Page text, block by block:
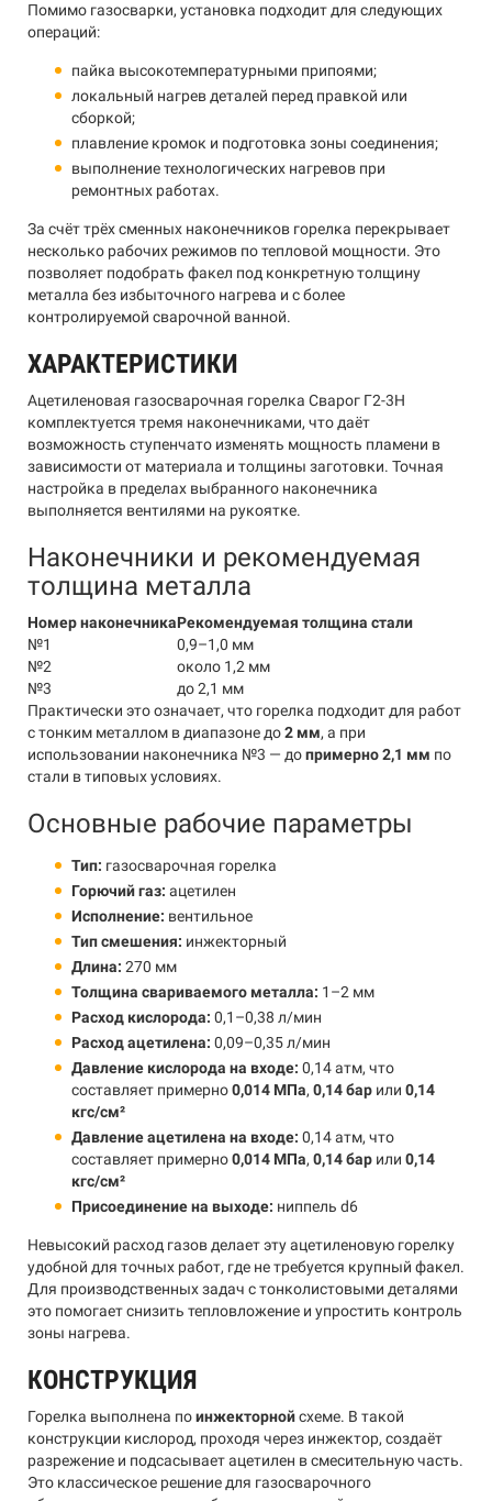
Помимо газосварки, установка подходит для следующих
операций:
пайка высокотемпературными припоями;
локальный нагрев деталей перед правкой или
сборкой;
плавление кромок и подготовка зоны соединения;
выполнение технологических нагревов при
ремонтных работах.
За счёт трёх сменных наконечников горелка перекрывает
несколько рабочих режимов по тепловой мощности. Это
позволяет подобрать факел под конкретную толщину
металла без избыточного нагрева и с более
контролируемой сварочной ванной.
ХАРАКТЕРИСТИКИ
Ацетиленовая газосварочная горелка Сварог Г2-3Н
комплектуется тремя наконечниками, что даёт
возможность ступенчато изменять мощность пламени в
зависимости от материала и толщины заготовки. Точная
настройка в пределах выбранного наконечника
выполняется вентилями на рукоятке.
Наконечники и рекомендуемая
толщина металла
Номер наконечникаРекомендуемая толщина стали
№1
0,9–1,0 мм
№2
около 1,2 мм
№3
до 2,1 мм
Практически это означает, что горелка подходит для работ
с тонким металлом в диапазоне до2 мм, а при
использовании наконечника №3 — допримерно 2,1 мм по
стали в типовых условиях.
Основные рабочие параметры
Тип: газосварочная горелка
Горючий газ: ацетилен
Исполнение: вентильное
Тип смешения: инжекторный
Длина: 270 мм
Толщина свариваемого металла: 1–2 мм
Расход кислорода: 0,1–0,38 л/мин
Расход ацетилена: 0,09–0,35 л/мин
Давление кислорода на входе: 0,14 атм, что
составляет примерно0,014 МПа, 0,14 бар или 0,14
кгс/см²
Давление ацетилена на входе: 0,14 атм, что
составляет примерно0,014 МПа, 0,14 бар или 0,14
кгс/см²
Присоединение на выходе: ниппель d6
Невысокий расход газов делает эту ацетиленовую горелку
удобной для точных работ, где не требуется крупный факел.
Для производственных задач с тонколистовыми деталями
это помогает снизить тепловложение и упростить контроль
зоны нагрева.
КОНСТРУКЦИЯ
Горелка выполнена поинжекторнойсхеме. В такой
конструкции кислород, проходя через инжектор, создаёт
разрежение и подсасывает ацетилен в смесительную часть.
Это классическое решение для газосварочного